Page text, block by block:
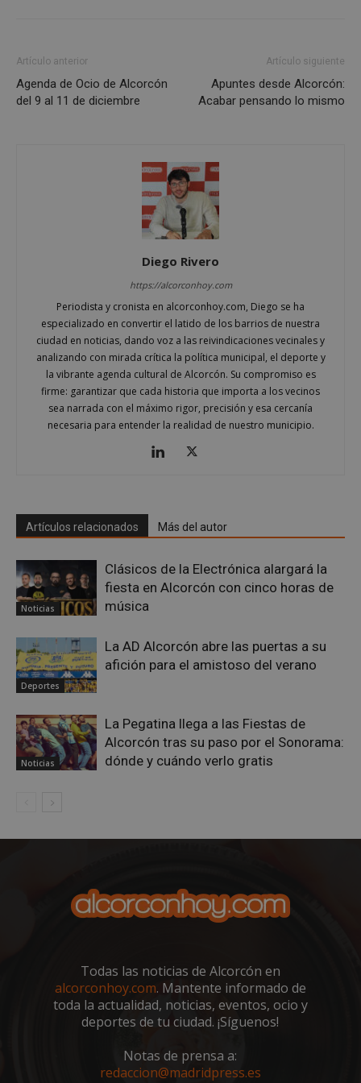
Artículo anterior
Agenda de Ocio de Alcorcón
del 9 al 11 de diciembre
Artículo siguiente
Apuntes desde Alcorcón:
Acabar pensando lo mismo
Diego Rivero
https://alcorconhoy.com
Periodista y cronista en alcorconhoy.com, Diego se ha
especializado en convertir el latido de los barrios de nuestra
ciudad en noticias, dando voz a las reivindicaciones vecinales y
analizando con mirada crítica la política municipal, el deporte y
la vibrante agenda cultural de Alcorcón. Su compromiso es
firme: garantizar que cada historia que importa a los vecinos
sea narrada con el máximo rigor, precisión y esa cercanía
necesaria para entender la realidad de nuestro municipio.
Artículos relacionados Más del autor
Noticias
Clásicos de la Electrónica alargará la
fiesta en Alcorcón con cinco horas de
música
Deportes
La AD Alcorcón abre las puertas a su
afición para el amistoso del verano
Noticias
La Pegatina llega a las Fiestas de
Alcorcón tras su paso por el Sonorama:
dónde y cuándo verlo gratis
Todas las noticias de Alcorcón en
alcorconhoy.com. Mantente informado de
toda la actualidad, noticias, eventos, ocio y
deportes de tu ciudad. ¡Síguenos!
Notas de prensa a:
redaccion@madridpress.es
Cookies no clasificadas
El sitio web no se puede utilizar correctamente sin
las cookies estrictamente necesarias.
Proveedor
Dominio
PHP.net
AWSALBCORS
Amazon.com
Inc.
embed.bsky.app
1 semana
Spotify Inc.
VISITOR_PRIVACY_METADATA
YouTube
.youtube.com